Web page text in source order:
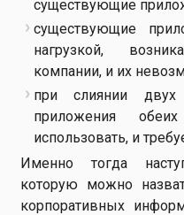
существующие
существующие
нагрузкой,
компании, и их
при слиянии двух
приложения
использовать, и
Именно тогда
которую можно
корпоративных